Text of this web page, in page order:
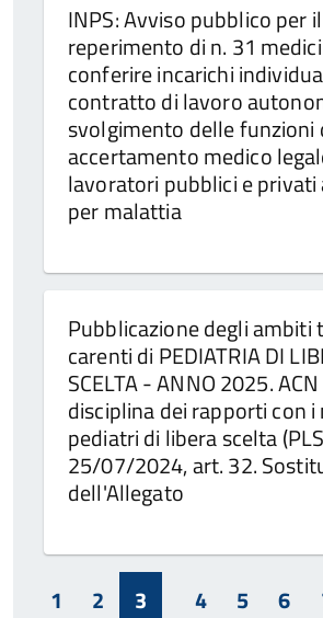
INPS: Avviso pubblico per il
reperimento di n. 31
conferire incarichi
contratto di lavoro
svolgimento delle funzioni
accertamento medico
lavoratori pubblici e privati
per malattia
Pubblicazione degli ambiti
carenti di PEDIATRIA DI
SCELTA - ANNO 2025.
disciplina dei rapporti con i
pediatri di libera scelta
25/07/2024, art. 32.
dell'Allegato
1 2 3 4 5 6